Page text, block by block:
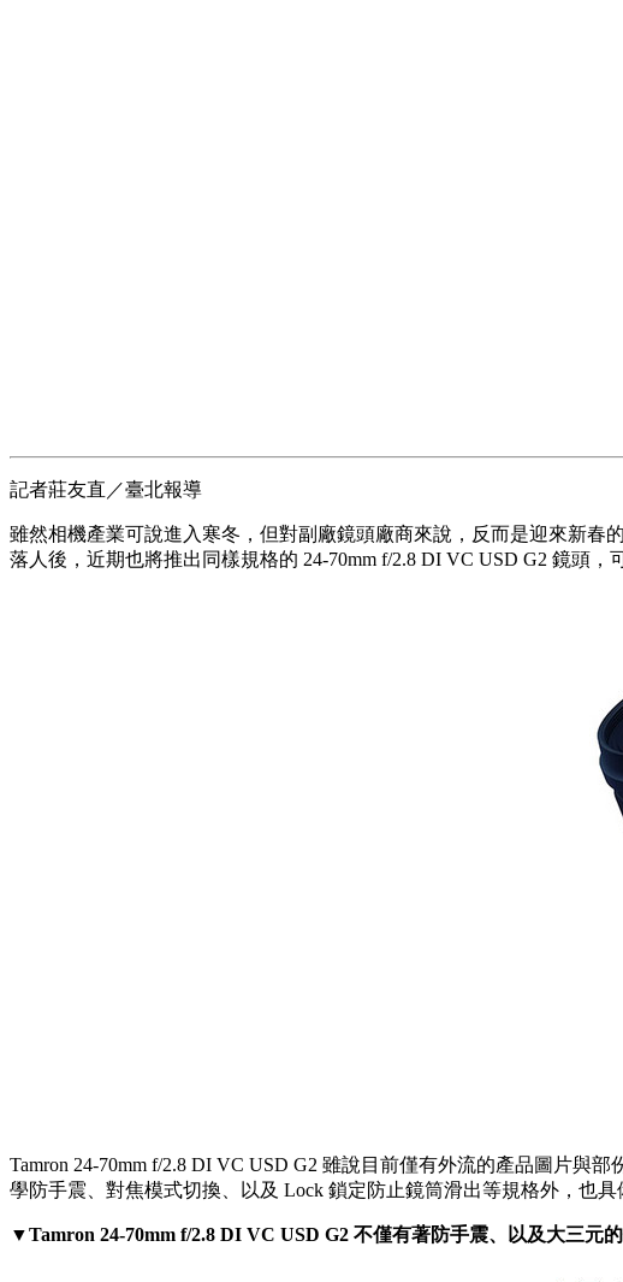
記者莊友直／臺北報導
雖然相機產業可說進入寒冬，但對副廠鏡頭廠商來說，反而是迎來新春
落人後，近期也將推出同樣規格的 24-70mm f/2.8 DI VC USD G2 鏡頭，
Tamron 24-70mm f/2.8 DI VC USD G2 雖說目前僅有外流的產品圖片與
學防手震、對焦模式切換、以及 Lock 鎖定防止鏡筒滑出等規格外，也具
▼Tamron 24-70mm f/2.8 DI VC USD G2 不僅有著防手震、以及大三元